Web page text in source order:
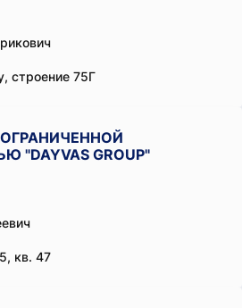
строение 75Г
"DAYVAS GROUP"
кв. 47